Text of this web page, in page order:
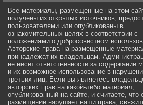
Все материалы, размещенные на этом
получены из открытых источников,
пользователями или опубликованы в
ознакомительных целях в соответствии с
положениями о добросовестном
Авторские права на размещенные
принадлежат их владельцам.
не несет ответственности за содержание
и их возможное использование в
третьих лиц. Если вы являетесь
авторских прав на какой-либо материал,
опубликованный на сайте, и считаете, что
размещение нарушает ваши права,